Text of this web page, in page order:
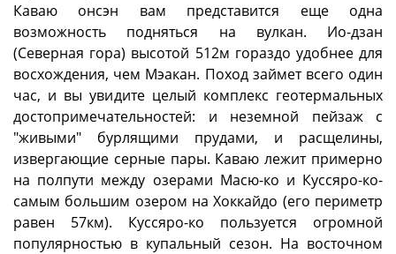
Каваю онсэн вам представится еще одна
возможность подняться на вулкан. Ио-дзан
(Северная гора) высотой 512м гораздо удобнее для
восхождения, чем Мэакан. Поход займет всего один
час, и вы увидите целый комплекс геотермальных
достопримечательностей: и неземной пейзаж с
"живыми" бурлящими прудами, и расщелины,
извергающие серные пары. Каваю лежит примерно
на полпути между озерами Масю-ко и Куссяро-ко-
самым большим озером на Хоккайдо (его периметр
равен 57км). Куссяро-ко пользуется огромной
популярностью в купальный сезон. На восточном